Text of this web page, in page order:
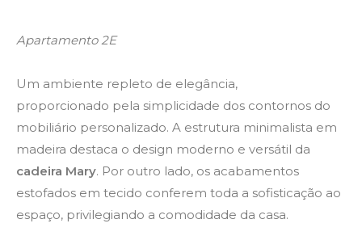
Apartamento 2E
Um ambiente repleto de elegância,
proporcionado pela simplicidade dos contornos do
mobiliário personalizado. A estrutura minimalista em
madeira destaca o design moderno e versátil da
cadeira Mary. Por outro lado, os acabamentos
estofados em tecido conferem toda a sofisticação ao
espaço, privilegiando a comodidade da casa.